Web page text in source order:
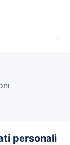
personali